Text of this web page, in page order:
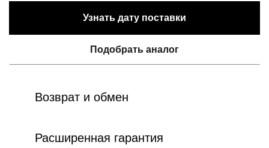
Узнать дату поставки
Подобрать аналог
Возврат и обмен
Расширенная гарантия